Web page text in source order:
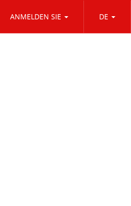
ANMELDEN SIE DE